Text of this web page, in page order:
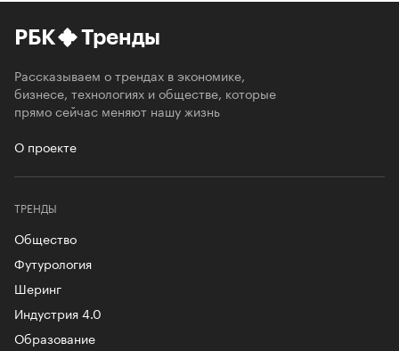
РБК Тренды
Рассказываем о трендах в экономике,
бизнесе, технологиях и обществе, которые
прямо сейчас меняют нашу жизнь
О проекте
ТРЕНДЫ
Общество
Футурология
Шеринг
Индустрия 4.0
Образование